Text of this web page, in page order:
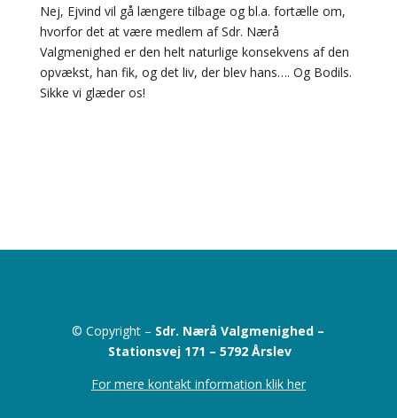
Nej, Ejvind vil gå længere tilbage og bl.a. fortælle om,
hvorfor det at være medlem af Sdr. Nærå
Valgmenighed er den helt naturlige konsekvens af den
opvækst, han fik, og det liv, der blev hans…. Og Bodils.
Sikke vi glæder os!
© Copyright – Sdr. Nærå Valgmenighed –
Stationsvej 171 –5792 Årslev
For mere kontakt information klik her